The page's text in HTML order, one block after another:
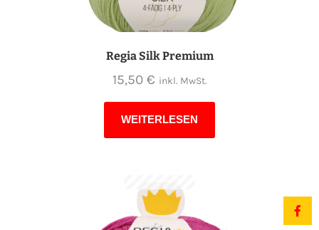
Regia Silk Premium
15,50 € inkl. MwSt.
WEITERLESEN